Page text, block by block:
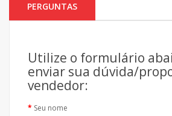
PERGUNTAS
Utilize o formulário
enviar sua dúvida/
vendedor:
Seu nome